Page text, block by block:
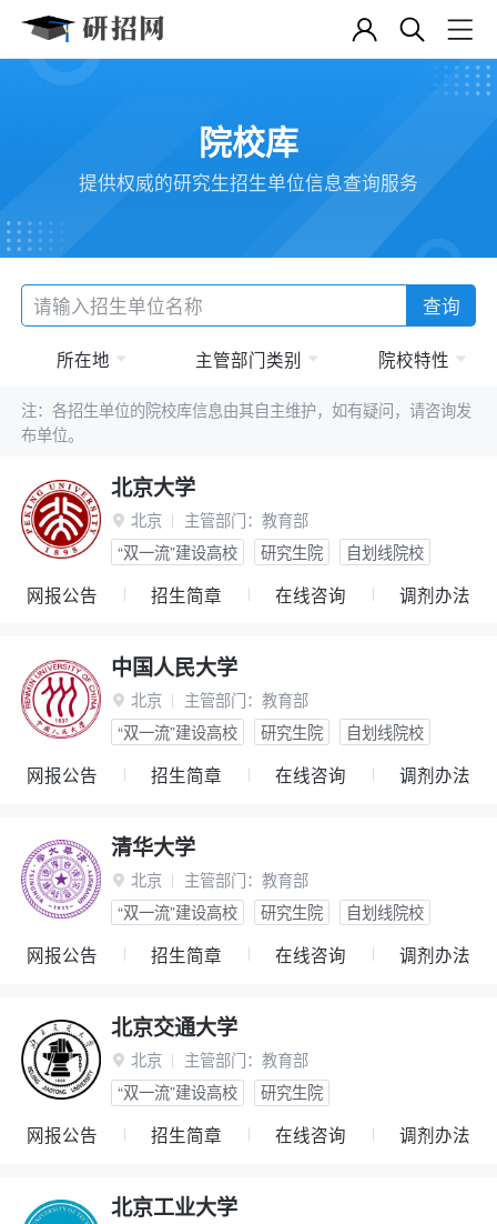
院校库
提供权威的研究生招生单位信息查询服务
查询
所在地 主管部门类别 院校特性
注：各招生单位的院校库信息由其自主维护，如有疑问，请咨询发
布单位。
北京大学
 北京 主管部门： 教育部
“双一流”建设高校
研究生院 自划线院校
网报公告 招生简章 在线咨询 调剂办法
中国人民大学
 北京 主管部门： 教育部
“双一流”建设高校
研究生院 自划线院校
网报公告 招生简章 在线咨询 调剂办法
清华大学
 北京 主管部门： 教育部
“双一流”建设高校
研究生院 自划线院校
网报公告 招生简章 在线咨询 调剂办法
北京交通大学
 北京 主管部门： 教育部
“双一流”建设高校
研究生院
网报公告 招生简章 在线咨询 调剂办法
北京工业大学